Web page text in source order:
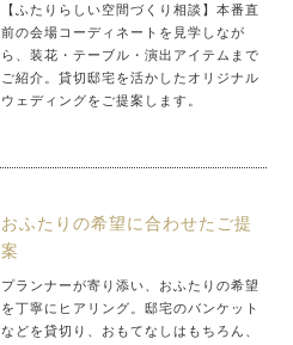
【ふたりらしい空間づくり相談】本番直
前の会場コーディネートを見学しなが
ら、装花・テーブル・演出アイテムまで
ご紹介。貸切邸宅を活かしたオリジナル
ウェディングをご提案します。
おふたりの希望に合わせたご提
案
プランナーが寄り添い、おふたりの希望
を丁寧にヒアリング。邸宅のバンケット
などを貸切り、おもてなしはもちろん、